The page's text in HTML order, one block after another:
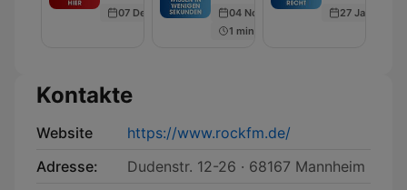
im
Regenbogen
07 Dec 2020
Alltagsfragen
leicht
04 Nov 2020
1 min
Anwalt
27 Jan 2021
Kontakte
Website
https://www.rockfm.de/
Adresse:
Dudenstr. 12-26 · 68167 Mannheim